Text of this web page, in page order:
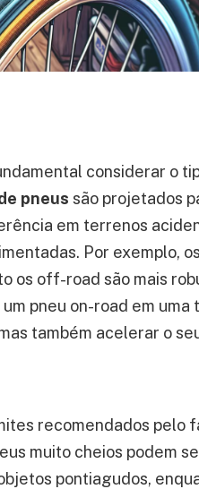
considerar o
pneus são projetados
em terrenos
Por exemplo,
os off-road são mais
pneu on-road em uma
também acelerar o
recomendados pelo
muito cheios podem
pontiagudos,